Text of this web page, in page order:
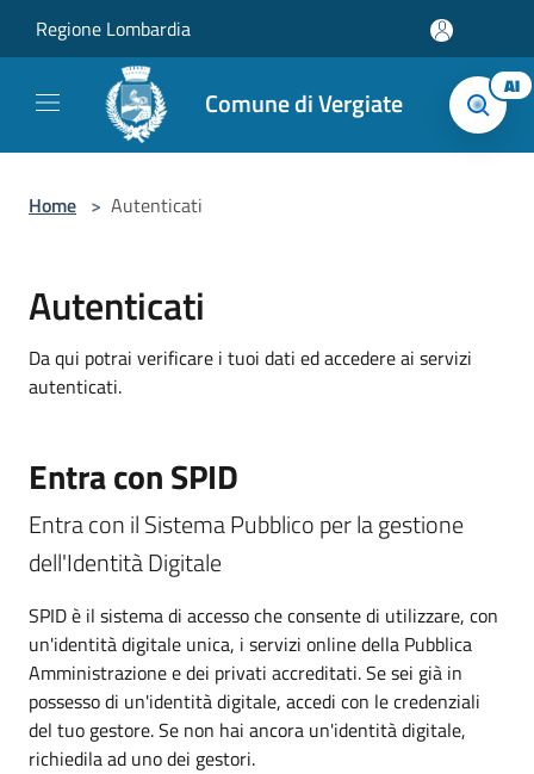
Regione Lombardia
Comune di Vergiate AI
Home > Autenticati
Autenticati
Da qui potrai verificare i tuoi dati ed accedere ai servizi
autenticati.
Entra con SPID
Entra con il Sistema Pubblico per la gestione
dell'Identità Digitale
SPID è il sistema di accesso che consente di utilizzare, con
un'identità digitale unica, i servizi online della Pubblica
Amministrazione e dei privati accreditati. Se sei già in
possesso di un'identità digitale, accedi con le credenziali
del tuo gestore. Se non hai ancora un'identità digitale,
richiedila ad uno dei gestori.